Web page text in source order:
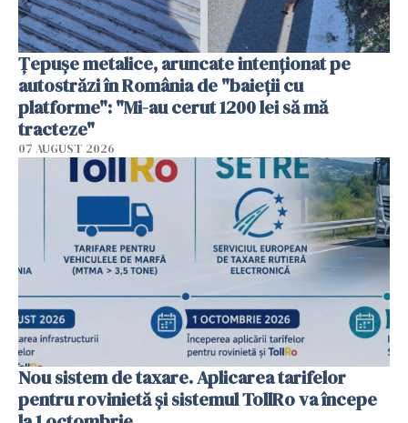
Țepușe metalice, aruncate intenționat pe
autostrăzi în România de "baieții cu
platforme": "Mi-au cerut 1200 lei să mă
tracteze"
07 AUGUST 2026
Nou sistem de taxare. Aplicarea tarifelor
pentru rovinietă şi sistemul TollRo va începe